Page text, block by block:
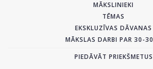
MĀKSLINIEKI
TĒMAS
EKSKLUZĪVAS DĀVANAS
MĀKSLAS DARBI PAR 30-
PIEDĀVĀT PRIEKŠMETUS